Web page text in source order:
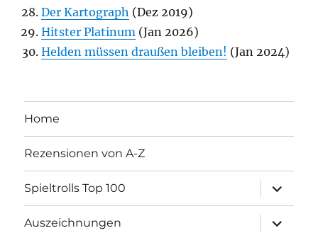
Der Kartograph (Dez 2019)
Hitster Platinum (Jan 2026)
Helden müssen draußen bleiben! (Jan 2024)
Home
Rezensionen von A-Z
Spieltrolls Top 100
öffnen
Auszeichnungen